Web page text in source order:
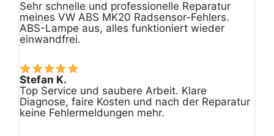
Sehr schnelle und professionelle Reparatur
meines VW ABS MK20 Radsensor-Fehlers.
ABS-Lampe aus, alles funktioniert wieder
einwandfrei.
Stefan K.
Top Service und saubere Arbeit. Klare
Diagnose, faire Kosten und nach der Reparatur
keine Fehlermeldungen mehr.